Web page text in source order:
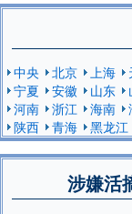
中央 北京 上海
宁夏
安徽 山东
河南
浙江 海南
陕西
青海 黑龙江
涉嫌活